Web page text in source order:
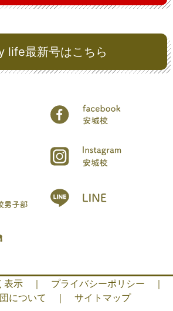
life最新号はこちら
表示 ｜ プライバシーポリシー
｜
について
｜ サイトマップ